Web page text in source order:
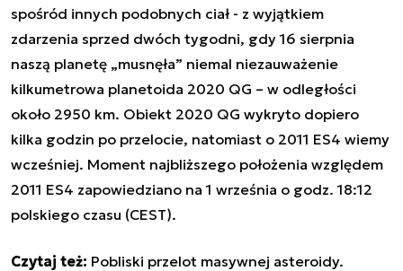
spośród innych podobnych ciał - z wyjątkiem
zdarzenia sprzed dwóch tygodni, gdy 16 sierpnia
naszą planetę „musnęła” niemal niezauważenie
kilkumetrowa planetoida 2020 QG – w odległości
około 2950 km. Obiekt 2020 QG wykryto dopiero
kilka godzin po przelocie, natomiast o 2011 ES4 wiemy
wcześniej. Moment najbliższego położenia względem
2011 ES4 zapowiedziano na 1 września o godz. 18:12
polskiego czasu (CEST).
Czytaj też: Pobliski przelot masywnej asteroidy.